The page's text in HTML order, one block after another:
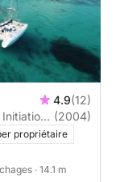
4.9(12)
(2004)
propriétaire
· 14.1 m